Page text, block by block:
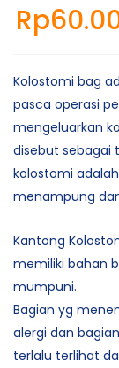
Rp
Kolostomi bag
pasca operasi
mengeluarkan
disebut sebagai
kolostomi
menampung
Kantong
memiliki bahan
mumpuni.
Bagian yg
alergi dan
terlalu terlihat